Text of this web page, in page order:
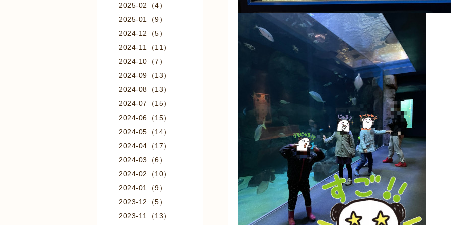
2025-02（4）
2025-01（9）
2024-12（5）
2024-11（11）
2024-10（7）
2024-09（13）
2024-08（13）
2024-07（15）
2024-06（15）
2024-05（14）
2024-04（17）
2024-03（6）
2024-02（10）
2024-01（9）
2023-12（5）
2023-11（13）